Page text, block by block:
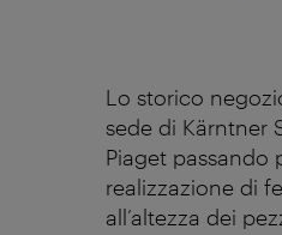
Lo storico
sede di Kärntner
Piaget passando
realizzazione di
all’altezza dei